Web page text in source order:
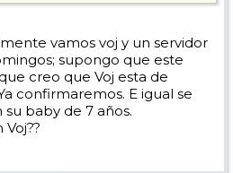
vamos voj y un servidor
supongo que este
creo que Voj esta de
confirmaremos. E igual se
baby de 7 años.